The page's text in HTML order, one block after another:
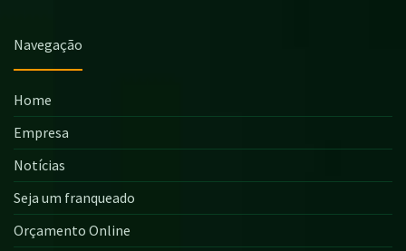
Navegação
Home
Empresa
Notícias
Seja um franqueado
Orçamento Online